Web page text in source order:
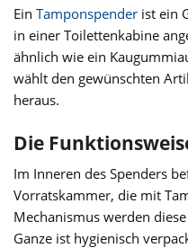
EinTamponspender ist ein
in einer Toilettenkabine
ähnlich wie ein
wählt den gewünschten
heraus.
Die
Im Inneren des Spenders
Vorratskammer, die mit
Mechanismus werden
Ganze ist hygienisch